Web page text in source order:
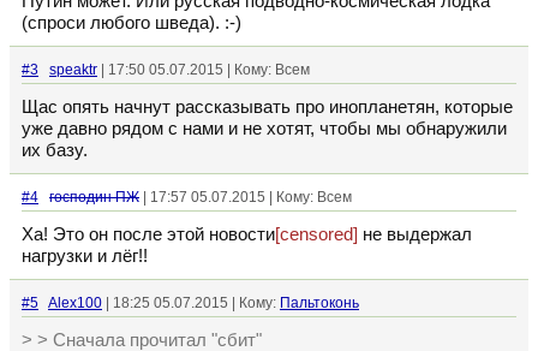
(спроси любого шведа). :-)
#3 speaktr | 17:50 05.07.2015 | Кому: Всем
Щас опять начнут рассказывать про инопланетян, которые
уже давно рядом с нами и не хотят, чтобы мы обнаружили
их базу.
#4 господин ПЖ | 17:57 05.07.2015 | Кому: Всем
Ха! Это он после этой новости[censored] не выдержал
нагрузки и лёг!!
#5 Alex100 | 18:25 05.07.2015 | Кому: Пальтоконь
> > Сначала прочитал "сбит"